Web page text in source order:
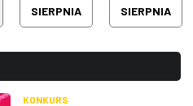
(194)
SIERPNIA SIERPNIA
KONKURS